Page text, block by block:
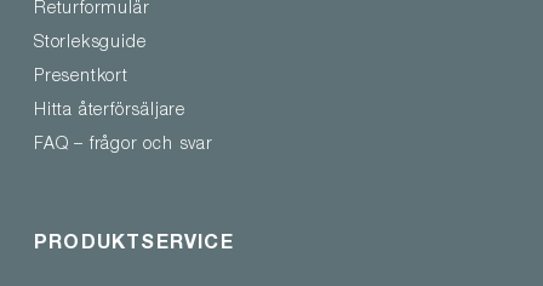
Returformulär
Storleksguide
Presentkort
Hitta återförsäljare
FAQ – frågor och svar
PRODUKTSERVICE